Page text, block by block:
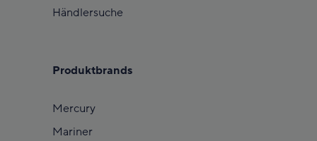
Händlersuche
Produktbrands
Mercury
Mariner